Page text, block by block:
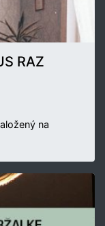
RAZ
na